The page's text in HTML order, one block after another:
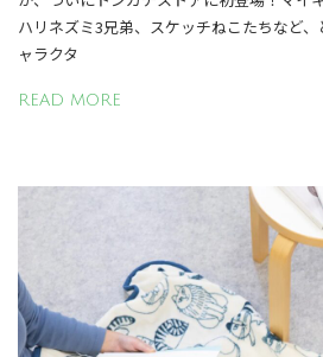
ハリネズミ3兄弟、スケッチねこたちなど
ャラクタ
READ MORE